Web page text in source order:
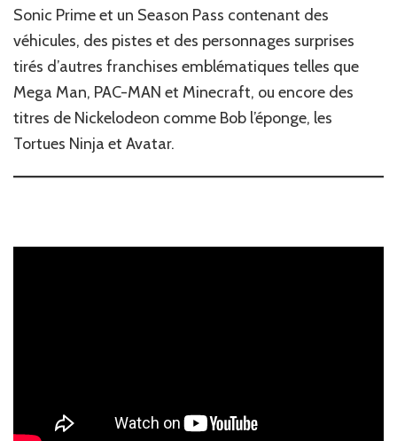
Sonic Prime et un Season Pass contenant des
véhicules, des pistes et des personnages surprises
tirés d’autres franchises emblématiques telles que
Mega Man, PAC-MAN et Minecraft, ou encore des
titres de Nickelodeon comme Bob l’éponge, les
Tortues Ninja et Avatar.